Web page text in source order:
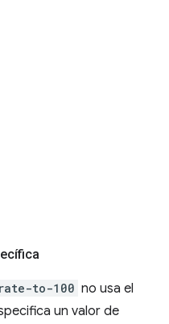
to-100 no usa el
un valor de